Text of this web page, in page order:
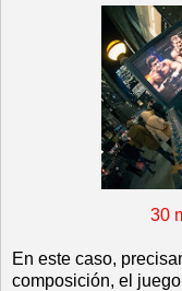
30
En este caso,
composición, el